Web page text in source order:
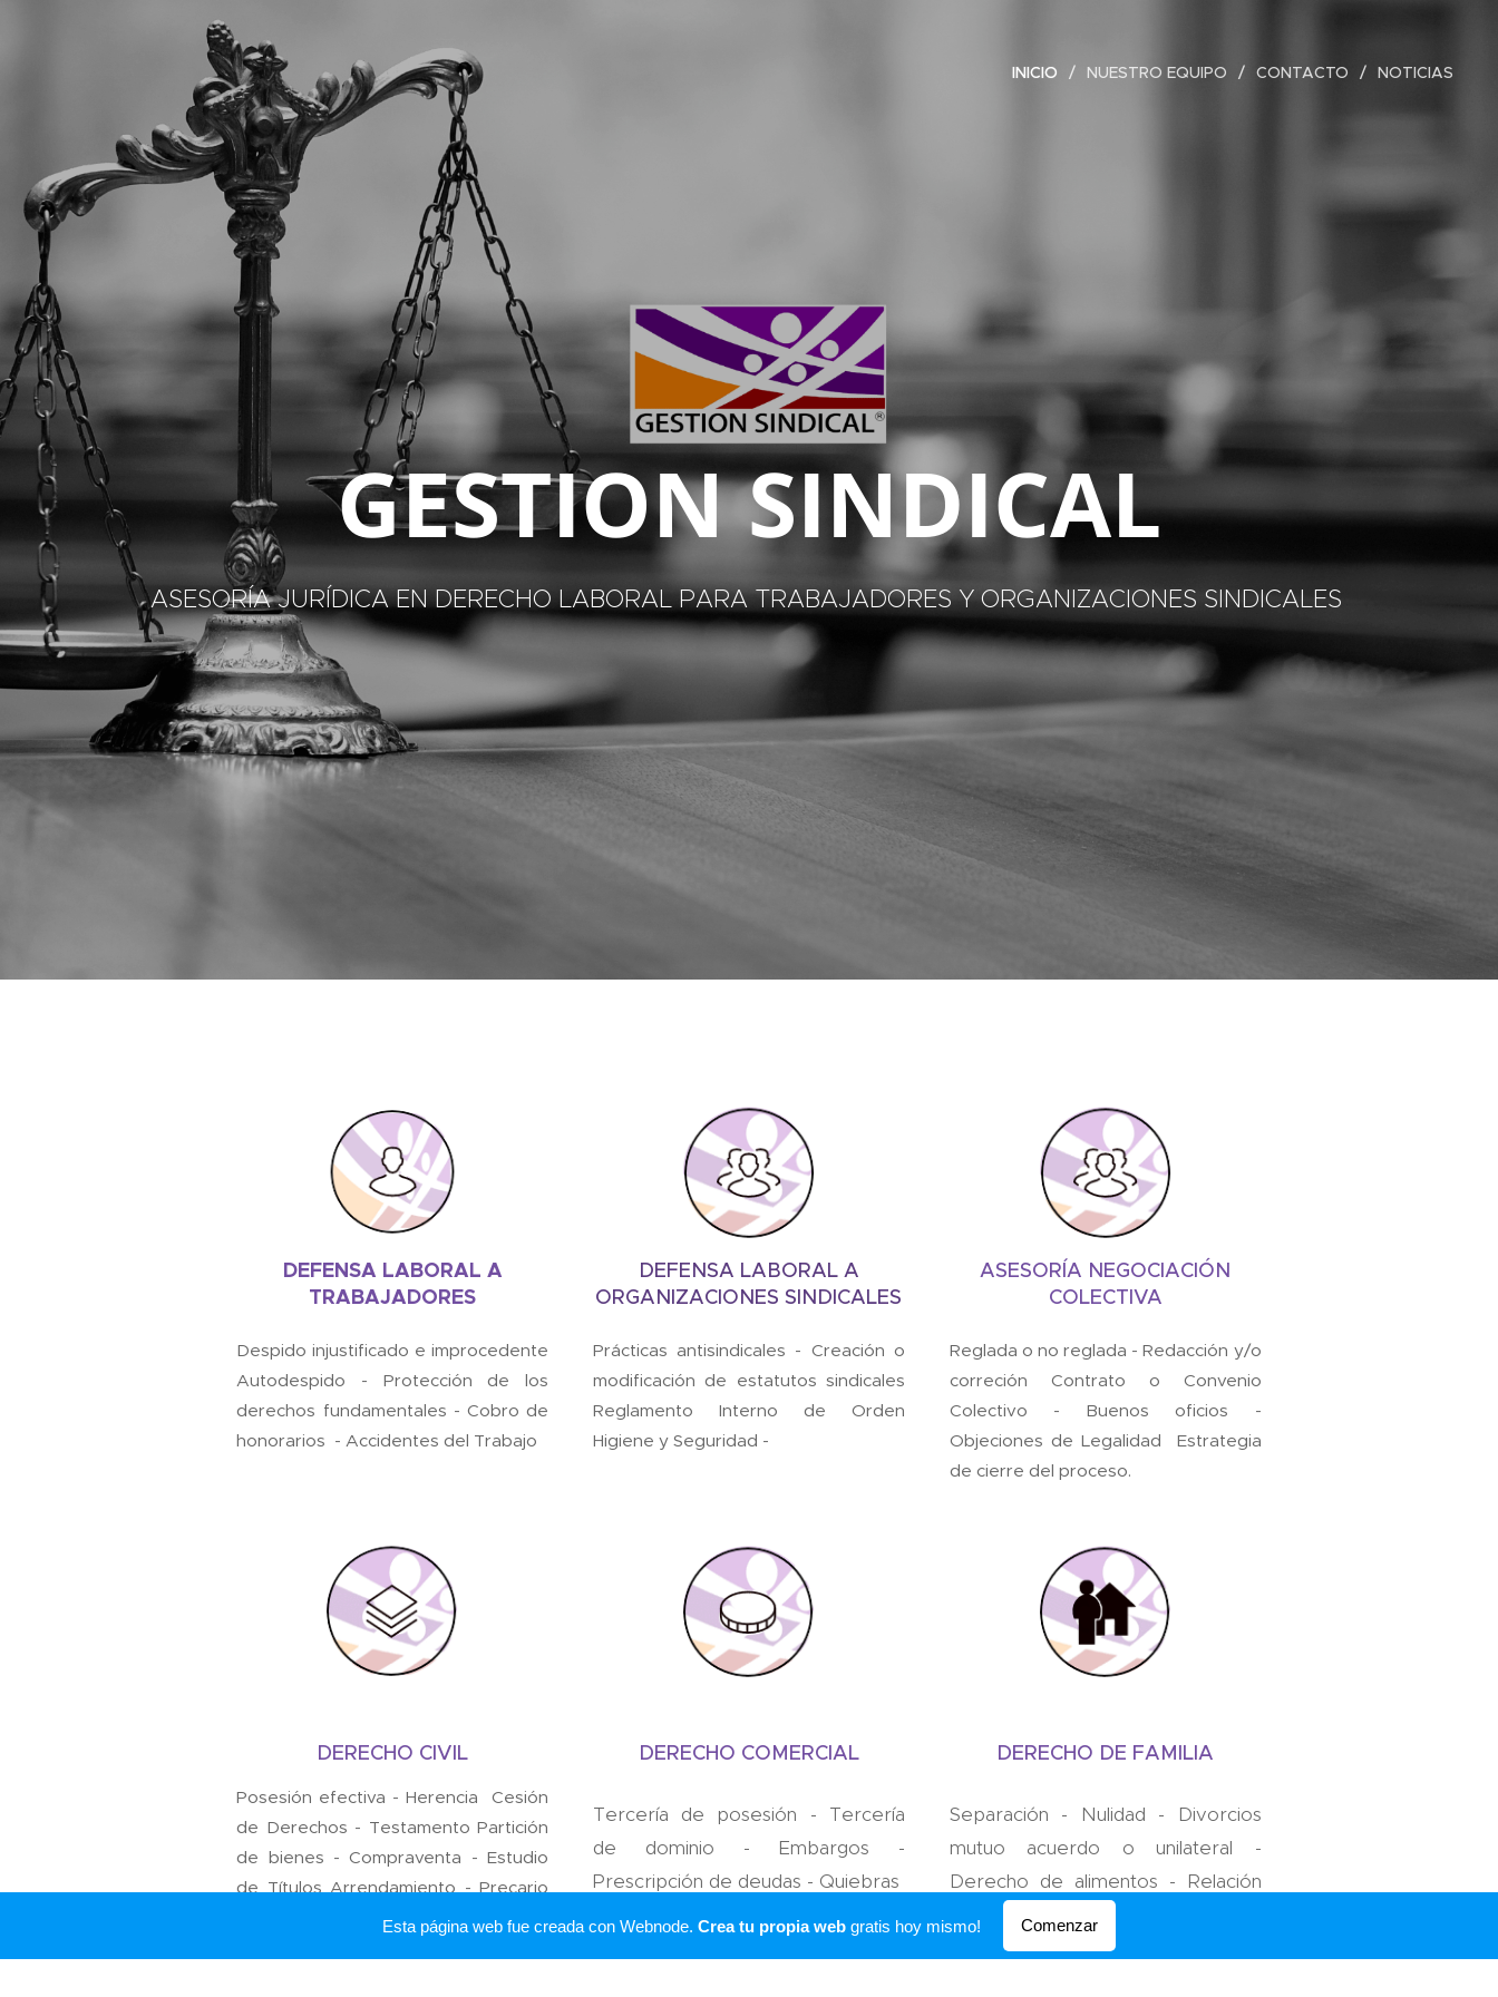
INICIO NUESTRO EQUIPO CONTACTO NOTICIAS
GESTION SINDICAL
ASESORÍA JURÍDICA EN DERECHO LABORAL PARA TRABAJADORES Y ORGANIZACIONES SINDICALES
DEFENSA LABORAL A
TRABAJADORES
Despido injustificado e improcedente
Autodespido - Protección de los
derechos fundamentales - Cobro de
honorarios - Accidentes del Trabajo
DEFENSA LABORAL A
ORGANIZACIONES SINDICALES
Prácticas antisindicales - Creación o
modificación de estatutos sindicales
Reglamento Interno de Orden
Higiene y Seguridad -
ASESORÍA NEGOCIACIÓN
COLECTIVA
Reglada o no reglada - Redacción y/o
correción Contrato o Convenio
Colectivo - Buenos oficios -
Objeciones de Legalidad Estrategia
de cierre del proceso.
DERECHO CIVIL
Posesión efectiva - Herencia Cesión
de Derechos - Testamento Partición
de bienes - Compraventa - Estudio
de Títulos Arrendamiento - Precario
Cambios de nombre Indemnización
DERECHO COMERCIAL
Tercería de posesión - Tercería
de dominio - Embargos -
Prescripción de deudas - Quiebras
DERECHO DE FAMILIA
Separación - Nulidad - Divorcios
mutuo acuerdo o unilateral -
Derecho de alimentos - Relación
directa y regular- Cuidado
Personal - Impugnación de
Esta página web fue creada con Webnode. Crea tu propia web gratis hoy mismo! Comenzar